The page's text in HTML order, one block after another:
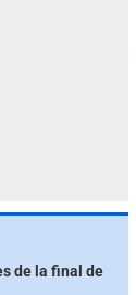
de la final de